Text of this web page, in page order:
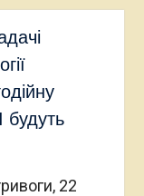
будуть
22